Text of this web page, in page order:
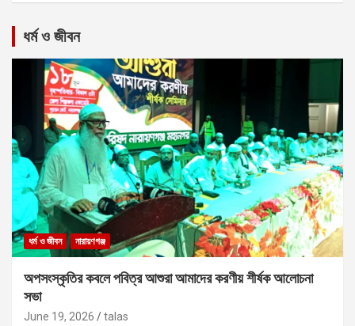
ধর্ম ও জীবন
ধর্ম ও জীবন নারায়ণগঞ্জ
অপসংস্কৃতির কবলে পবিত্র আশুরা আমাদের করণীয় শীর্ষক আলোচনা
সভা
June 19, 2026 talas